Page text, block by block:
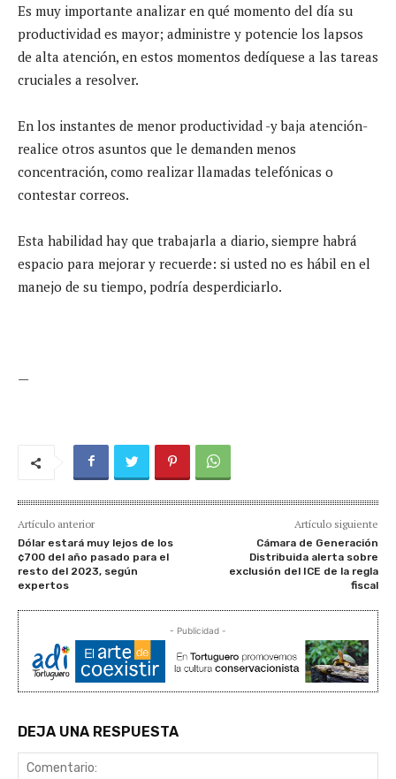
Es muy importante analizar en qué momento del día su
productividad es mayor; administre y potencie los lapsos
de alta atención, en estos momentos dedíquese a las tareas
cruciales a resolver.
En los instantes de menor productividad -y baja atención-
realice otros asuntos que le demanden menos
concentración, como realizar llamadas telefónicas o
contestar correos.
Esta habilidad hay que trabajarla a diario, siempre habrá
espacio para mejorar y recuerde: si usted no es hábil en el
manejo de su tiempo, podría desperdiciarlo.
—
Artículo anterior
Dólar estará muy lejos de los
¢700 del año pasado para el
resto del 2023, según
expertos
Artículo siguiente
Cámara de Generación
Distribuida alerta sobre
exclusión del ICE de la regla
fiscal
- Publicidad -
DEJA UNA RESPUESTA